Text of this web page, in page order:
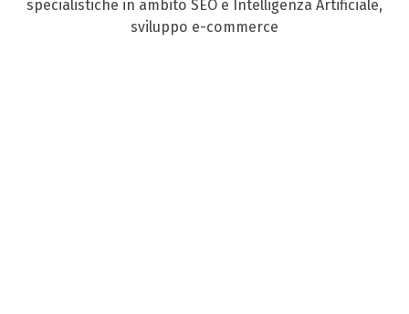
specialistiche in ambito SEO e Intelligenza Artificiale,
sviluppo e-commerce